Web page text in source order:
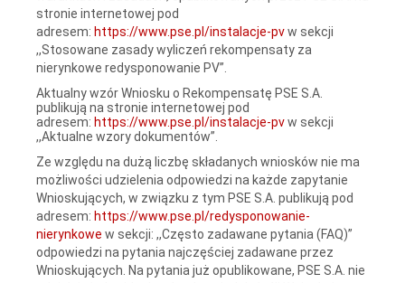
stronie internetowej pod
adresem: https://www.pse.pl/instalacje-pvw sekcji
,,Stosowane zasady wyliczeń rekompensaty za
nierynkowe redysponowanie PV”.
Aktualny wzór Wniosku o Rekompensatę PSE S.A.
publikują na stronie internetowej pod
adresem: https://www.pse.pl/instalacje-pvw sekcji
,,Aktualne wzory dokumentów”.
Ze względu na dużą liczbę składanych wniosków nie ma
możliwości udzielenia odpowiedzi na każde zapytanie
Wnioskujących, w związku z tym PSE S.A. publikują pod
adresem: https://www.pse.pl/redysponowanie-
nierynkowe w sekcji: ,,Często zadawane pytania (FAQ)”
odpowiedzi na pytania najczęściej zadawane przez
Wnioskujących. Na pytania już opublikowane, PSE S.A. nie